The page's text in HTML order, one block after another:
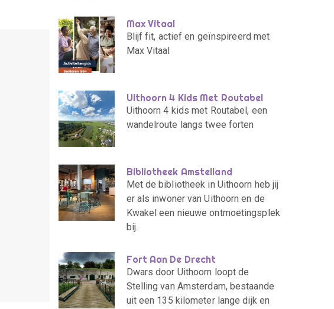
Max Vitaal
Blijf fit, actief en geïnspireerd met
Max Vitaal
Uithoorn 4 Kids Met Routabel
Uithoorn 4 kids met Routabel, een
wandelroute langs twee forten
Bibliotheek Amstelland
Met de bibliotheek in Uithoorn heb jij
er als inwoner van Uithoorn en de
Kwakel een nieuwe ontmoetingsplek
bij.
Fort Aan De Drecht
Dwars door Uithoorn loopt de
Stelling van Amsterdam, bestaande
uit een 135 kilometer lange dijk en